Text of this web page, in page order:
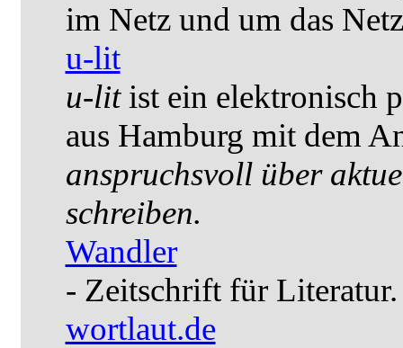
im Netz und um das
u-lit
u-litist ein elektronisch
aus Hamburg mit dem
anspruchsvoll über
schreiben.
Wandler
- Zeitschrift für Literatur.
wortlaut.de